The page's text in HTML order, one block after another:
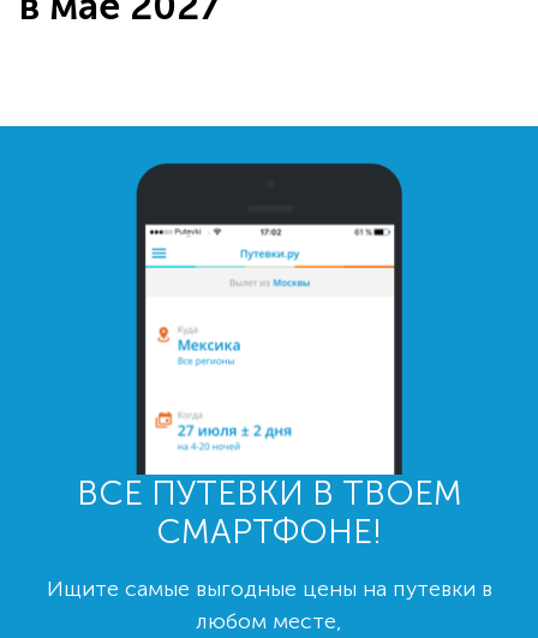
ВСЕ ПУТЕВКИ В ТВОЕМ
СМАРТФОНЕ!
Ищите самые выгодные цены на путевки в
любом месте,